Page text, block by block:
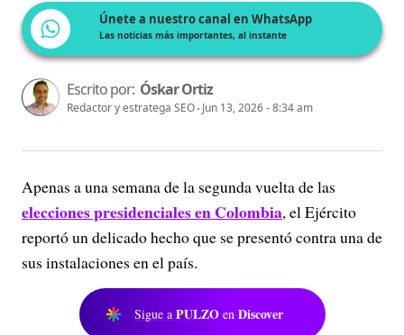
Únete a nuestro canal en WhatsApp
Las noticias más importantes, al instante
Escrito por: Óskar Ortiz
Redactor y estratega SEO Jun 13, 2026 - 8:34 am
Apenas a una semana de la segunda vuelta de las
elecciones presidenciales en Colombia, el Ejército
reportó un delicado hecho que se presentó contra una de
sus instalaciones en el país.
Sigue a PULZO en Discover